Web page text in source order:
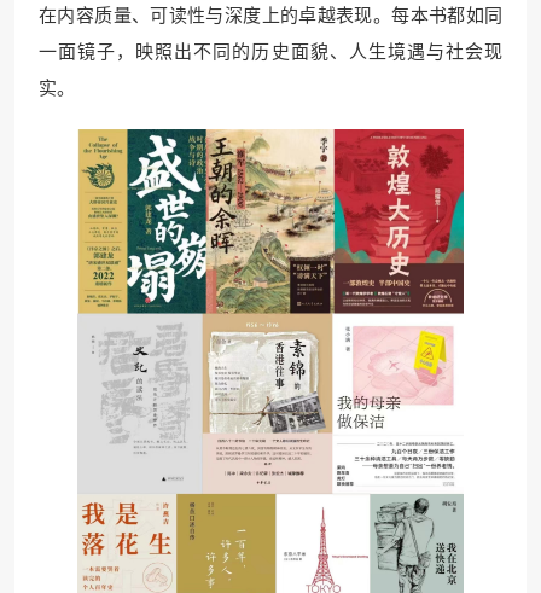
在内容质量、可读性与深度上的卓越表现。每本书都如同
一面镜子，映照出不同的历史面貌、人生境遇与社会现
实。